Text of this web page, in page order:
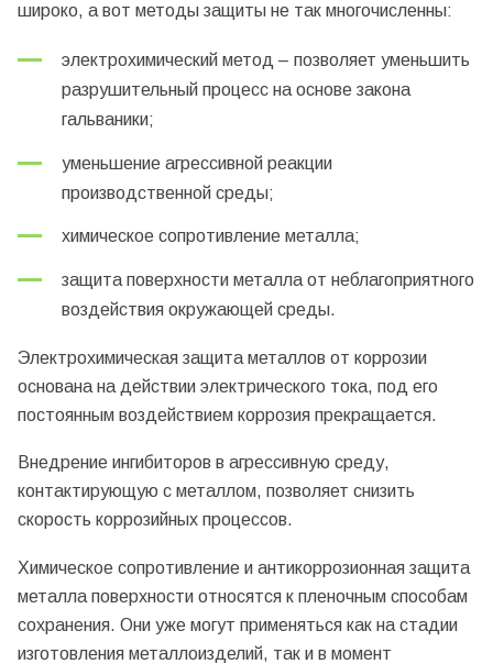
широко, а вот методы защиты не так многочисленны:
электрохимический метод – позволяет уменьшить
разрушительный процесс на основе закона
гальваники;
уменьшение агрессивной реакции
производственной среды;
химическое сопротивление металла;
защита поверхности металла от неблагоприятного
воздействия окружающей среды.
Электрохимическая защита металлов от коррозии
основана на действии электрического тока, под его
постоянным воздействием коррозия прекращается.
Внедрение ингибиторов в агрессивную среду,
контактирующую с металлом, позволяет снизить
скорость коррозийных процессов.
Химическое сопротивление и антикоррозионная защита
металла поверхности относятся к пленочным способам
сохранения. Они уже могут применяться как на стадии
изготовления металлоизделий, так и в момент